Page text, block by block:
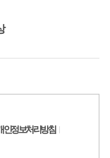
인정보처리방침